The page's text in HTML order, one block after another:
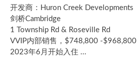
开发商：Huron Creek Developments
剑桥Cambridge
1 Township Rd & Roseville Rd
VVIP内部销售，$748,800 -$968,800
2023年6月开始入住 ...